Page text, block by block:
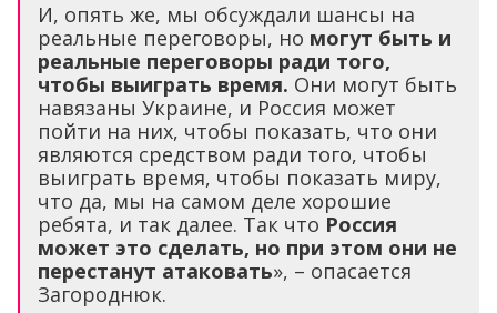
И, опять же, мы обсуждали шансы на
реальные переговоры, но могут быть и
реальные переговоры ради того,
чтобы выиграть время. Они могут быть
навязаны Украине, и Россия может
пойти на них, чтобы показать, что они
являются средством ради того, чтобы
выиграть время, чтобы показать миру,
что да, мы на самом деле хорошие
ребята, и так далее. Так что Россия
может это сделать, но при этом они не
перестанут атаковать», – опасается
Загороднюк.